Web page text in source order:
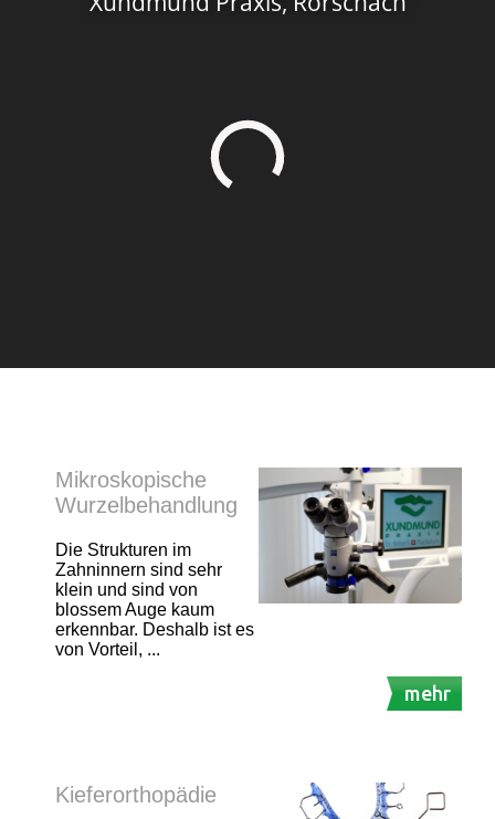
Mikroskopische
Wurzelbehandlung
Die Strukturen im
Zahninnern sind sehr
klein und sind von
blossem Auge kaum
erkennbar. Deshalb ist es
von Vorteil, ...
mehr
Kieferorthopädie